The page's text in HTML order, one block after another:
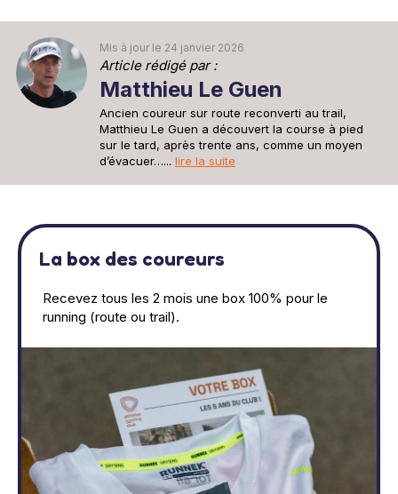
Mis à jour le 24 janvier 2026
Article rédigé par :
Matthieu Le Guen
Ancien coureur sur route reconverti au trail,
Matthieu Le Guen a découvert la course à pied
sur le tard, après trente ans, comme un moyen
d’évacuer…... lire la suite
La box des coureurs
Recevez tous les 2 mois une box 100% pour le
running (route ou trail).